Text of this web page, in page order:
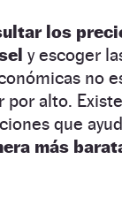
los
y escoger
no
por alto.
que
más